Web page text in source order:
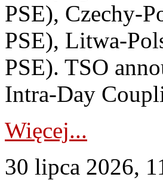
PSE), Czechy-
PSE), Litwa-
PSE). TSO
Intra-Day
Więcej...
30 lipca 2026,